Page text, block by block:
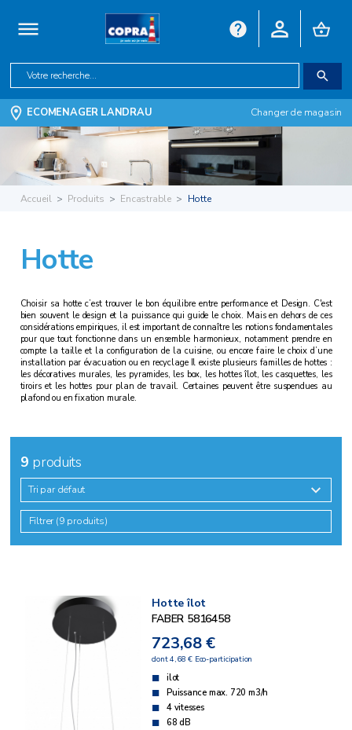
ECOMENAGER LANDRAU Changer de magasin
Accueil Produits Encastrable Hotte
Hotte
Choisir sa hotte c’est trouver le bon équilibre entre performance et Design. C'est
bien souvent le design et la puissance qui guide le choix. Mais en dehors de ces
considérations empiriques, il est important de connaître les notions fondamentales
pour que tout fonctionne dans un ensemble harmonieux, notamment prendre en
compte la taille et la configuration de la cuisine, ou encore faire le choix d’une
installation par évacuation ou en recyclage Il existe plusieurs familles de hottes :
les décoratives murales, les pyramides, les box, les hottes îlot, les casquettes, les
tiroirs et les hottes pour plan de travail. Certaines peuvent être suspendues au
plafond ou en fixation murale.
9 produits
Tri par défaut
Filtrer (9 produits)
Hotte îlot
FABER 5816458
723,68 €
dont 4,68 € Eco-participation
ilot
Puissance max. 720 m3/h
4 vitesses
68 dB